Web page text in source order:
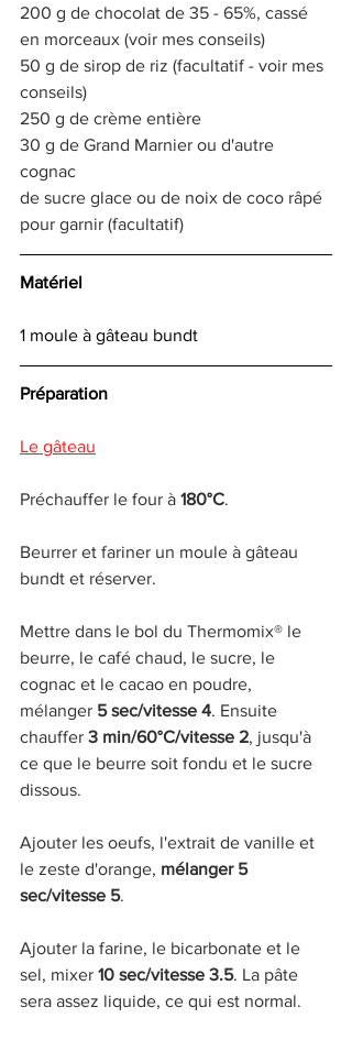
200 g de chocolat de 35 - 65%, cassé
en morceaux (voir mes conseils)
50 g de sirop de riz (facultatif - voir mes
conseils)
250 g de crème entière
30 g de Grand Marnier ou d'autre
cognac
de sucre glace ou de noix de coco râpé
pour garnir (facultatif)
Matériel
1 moule à gâteau bundt
Préparation
Le gâteau
Préchauffer le four à 180°C.
Beurrer et fariner un moule à gâteau
bundt et réserver.
Mettre dans le bol du Thermomix® le
beurre, le café chaud, le sucre, le
cognac et le cacao en poudre,
mélanger 5 sec/vitesse 4. Ensuite
chauffer 3 min/60°C/vitesse 2, jusqu'à
ce que le beurre soit fondu et le sucre
dissous.
Ajouter les oeufs, l'extrait de vanille et
le zeste d'orange, mélanger 5
sec/vitesse 5.
Ajouter la farine, le bicarbonate et le
sel, mixer 10 sec/vitesse 3.5. La pâte
sera assez liquide, ce qui est normal.